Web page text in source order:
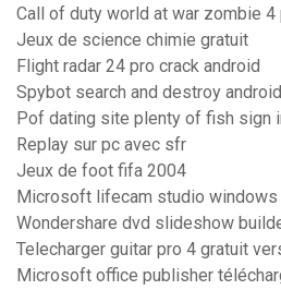
Call of duty world at war zombie 4
Jeux de science chimie gratuit
Flight radar 24 pro crack android
Spybot search and destroy
Pof dating site plenty of fish sign
Replay sur pc avec sfr
Jeux de foot fifa 2004
Microsoft lifecam studio
Wondershare dvd slideshow
Telecharger guitar pro 4 gratuit
Microsoft office publisher